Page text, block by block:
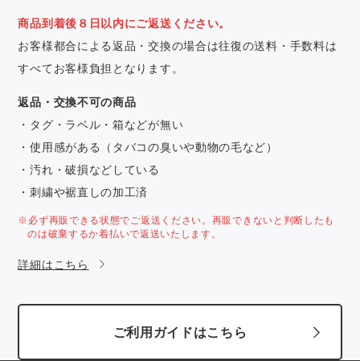
商品到着後８日以内にご返送ください。
お客様都合による返品・交換の場合は往復の送料・手数料は
すべてお客様負担となります。
返品・交換不可の商品
・タグ・ラベル・箱などが無い
・使用感がある（タバコの臭いや動物の毛など）
・汚れ・破損などしている
・刺繍や裾直しの加工済
※必ず再販できる状態でご返送ください。再販できないと判断したも
のは破棄するか着払いで返送いたします。
詳細はこちら
ご利用ガイドはこちら